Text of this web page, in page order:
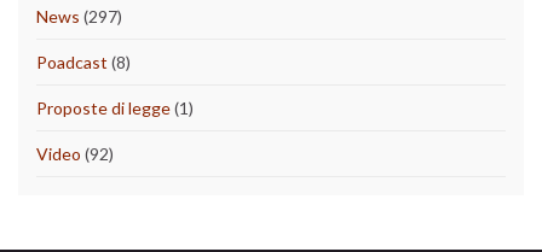
News (297)
Poadcast (8)
Proposte di legge(1)
Video (92)